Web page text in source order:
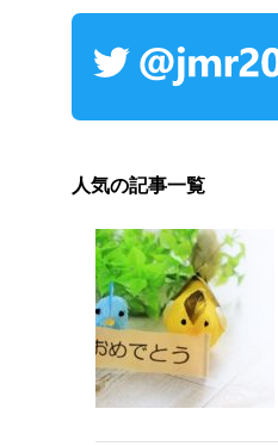
人気の記事一覧